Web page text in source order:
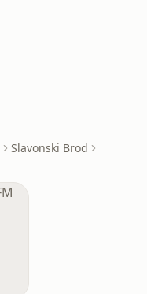
Slavonski Brod